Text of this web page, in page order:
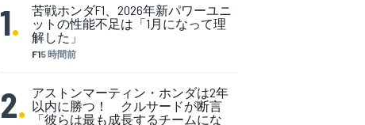
1.
F15 時間前
苦戦ホンダF1、2026年新パワーユニ
ットの性能不足は「1月になって理
解した」
2. アストンマーティン・ホンダは2年
以内に勝つ！ クルサードが断言
「彼らは最も成長するチームにな